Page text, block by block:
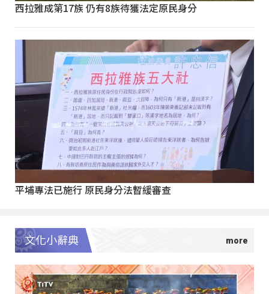
西拉雅成第17族 仍有8族待獲法定原民身分
平埔專法已施行 原民身分法暫緩審查
文化小辭典